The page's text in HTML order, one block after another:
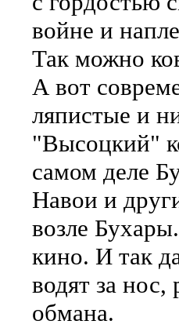
войне и
Так можно
А вот
ляпистые и
"Высоцкий"
самом деле
Навои и
возле
кино. И так
водят за
обмана.